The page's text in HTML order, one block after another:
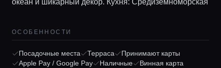
Главная
океан и шикарный декор. Кухня: Средиземноморская
ОСОБЕННОСТИ
Посадочные места Терраса
Принимают карты
Apple Pay / Google Pay
Наличные
Винная карта